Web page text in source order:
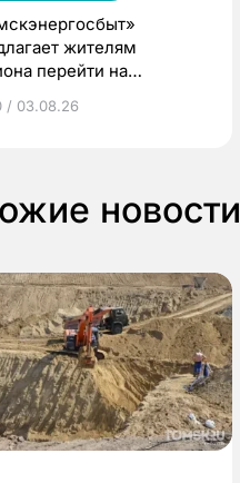
жителям
перейти на
призы
/ 03.08.26
новости